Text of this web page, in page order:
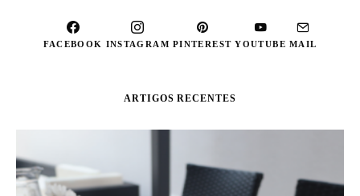
FACEBOOK INSTAGRAM PINTEREST YOUTUBE MAIL
ARTIGOS RECENTES